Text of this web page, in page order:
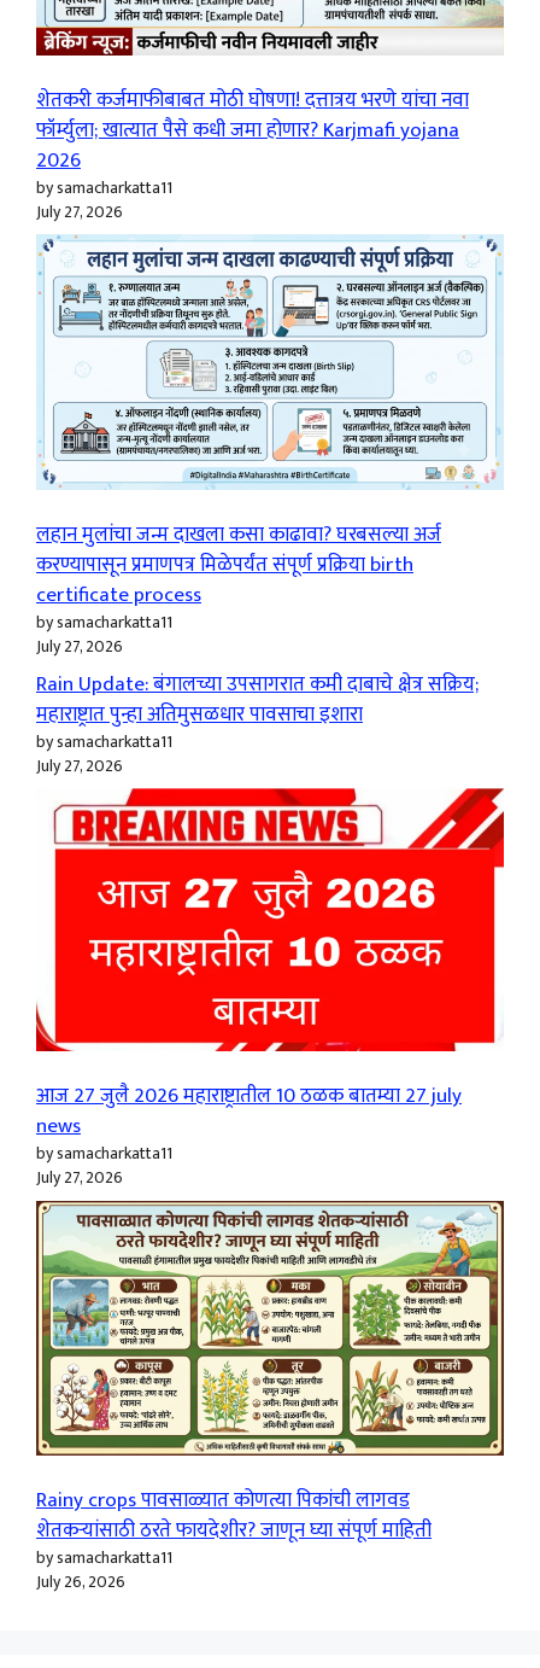
शेतकरी कर्जमाफीबाबत मोठी घोषणा! दत्तात्रय भरणे यांचा नवा
फॉर्म्युला; खात्यात पैसे कधी जमा होणार? Karjmafi yojana
2026
by samacharkatta11
July 27, 2026
लहान मुलांचा जन्म दाखला कसा काढावा? घरबसल्या अर्ज
करण्यापासून प्रमाणपत्र मिळेपर्यंत संपूर्ण प्रक्रिया birth
certificate process
by samacharkatta11
July 27, 2026
Rain Update: बंगालच्या उपसागरात कमी दाबाचे क्षेत्र सक्रिय;
महाराष्ट्रात पुन्हा अतिमुसळधार पावसाचा इशारा
by samacharkatta11
July 27, 2026
आज 27 जुलै 2026 महाराष्ट्रातील 10 ठळक बातम्या 27 july
news
by samacharkatta11
July 27, 2026
Rainy crops पावसाळ्यात कोणत्या पिकांची लागवड
शेतकऱ्यांसाठी ठरते फायदेशीर? जाणून घ्या संपूर्ण माहिती
by samacharkatta11
July 26, 2026